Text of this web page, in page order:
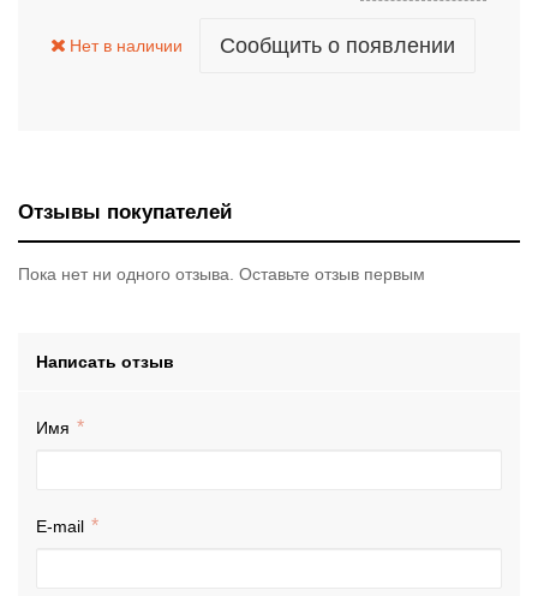
Нет в наличии Сообщить о появлении
Отзывы покупателей
Пока нет ни одного отзыва. Оставьте отзыв первым
Написать отзыв
Имя
E-mail